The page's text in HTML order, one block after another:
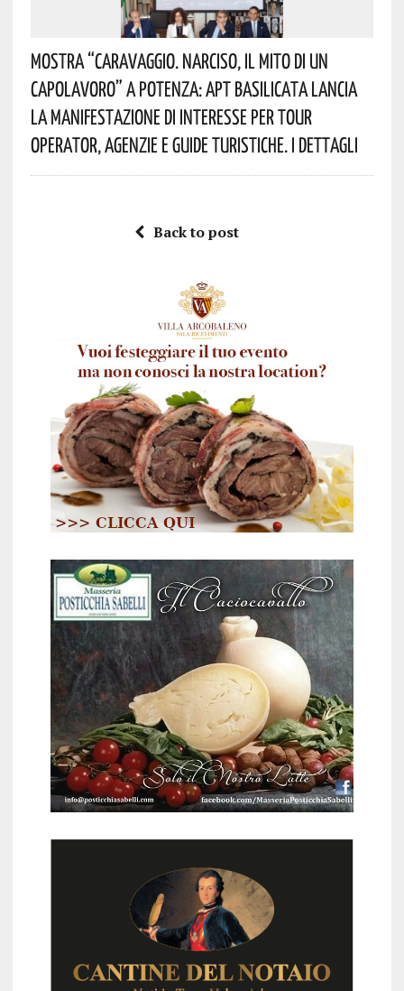
Mostra “Caravaggio. Narciso, Il Mito Di Un
Capolavoro” A Potenza: APT Basilicata Lancia
La Manifestazione Di Interesse Per Tour
Operator, Agenzie E Guide Turistiche. I Dettagli
Back to post